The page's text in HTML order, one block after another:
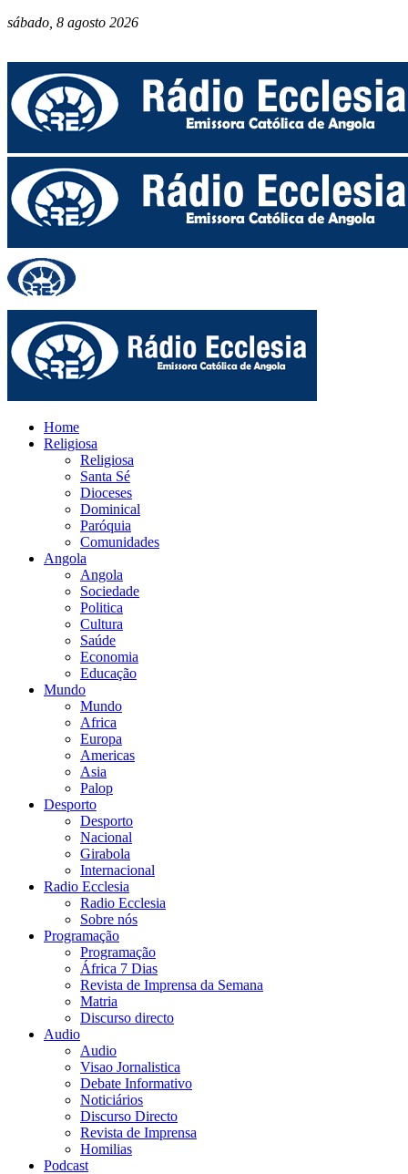
sábado, 8 agosto 2026
Home
Religiosa
Religiosa
Santa Sé
Dioceses
Dominical
Paróquia
Comunidades
Angola
Angola
Sociedade
Politica
Cultura
Saúde
Economia
Educação
Mundo
Mundo
Africa
Europa
Americas
Asia
Palop
Desporto
Desporto
Nacional
Girabola
Internacional
Radio Ecclesia
Radio Ecclesia
Sobre nós
Programação
Programação
África 7 Dias
Revista de Imprensa da Semana
Matria
Discurso directo
Audio
Audio
Visao Jornalistica
Debate Informativo
Noticiários
Discurso Directo
Revista de Imprensa
Homilias
Podcast